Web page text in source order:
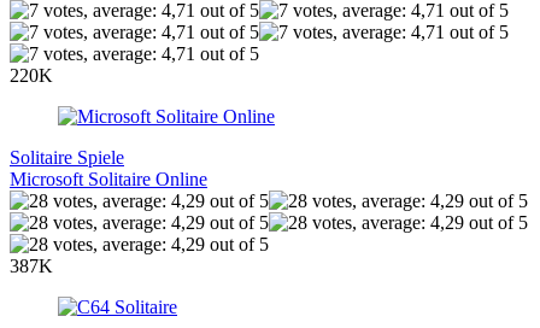
220K
Solitaire Spiele
Microsoft Solitaire Online
387K